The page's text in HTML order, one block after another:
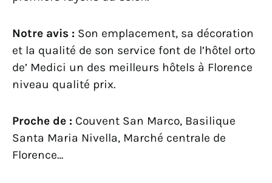
Notre avis : Son emplacement, sa décoration
et la qualité de son service font de l’hôtel orto
de’ Medici un des meilleurs hôtels à Florence
niveau qualité prix.
Proche de : Couvent San Marco, Basilique
Santa Maria Nivella, Marché centrale de
Florence…